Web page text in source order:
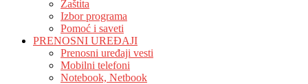
Zaštita
Izbor programa
Pomoć i saveti
PRENOSNI UREĐAJI
Prenosni uređaji vesti
Mobilni telefoni
Notebook, Netbook